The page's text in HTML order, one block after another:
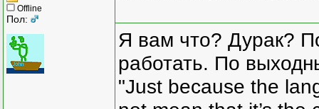
Offline
Пол:
Я вам что? Дурак?
работать. По
"Just because the